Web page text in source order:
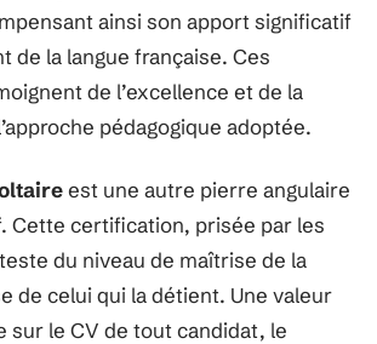
ainsi son apport significatif
de la langue française. Ces
de l’excellence et de la
pédagogique adoptée.
est une autre pierre angulaire
Cette certification, prisée par les
du niveau de maîtrise de la
de celui qui la détient. Une valeur
sur le CV de tout candidat, le